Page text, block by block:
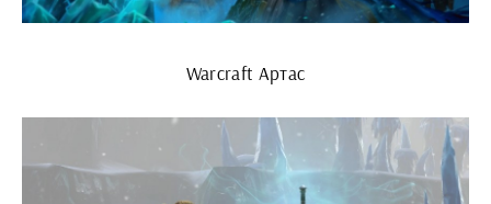
Warcraft Артас